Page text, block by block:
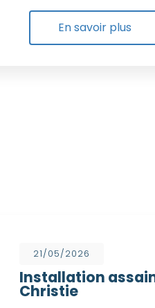
En savoir plus
21/05/2026
Installation
Christie